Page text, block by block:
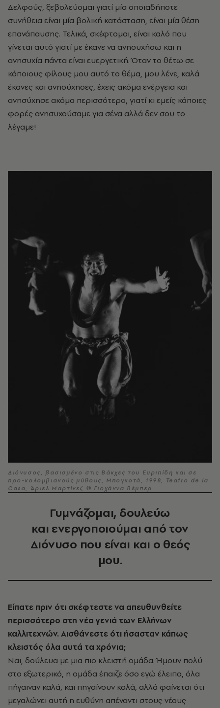
Δελφούς, ξεβολεύομαι γιατί μία οποιαδήποτε
συνήθεια είναι μία βολική κατάσταση, είναι μία θέση
επανάπαυσης. Τελικά, σκέφτομαι, είναι καλό που
γίνεται αυτό γιατί με έκανε να ανησυχήσω και η
ανησυχία πάντα είναι ευεργετική. Όταν το θέτω σε
κάποιους φίλους μου αυτό το θέμα, μου λένε, καλά
έκανες και ανησύχησες, έχεις ακόμα ενέργεια και
ανησύχησε ακόμα περισσότερο, γιατί κι εμείς κάποιες
φορές ανησυχούσαμε για σένα αλλά δεν σου το
λέγαμε!
Διόνυσος, βασισμένο στις Βάκχες του Ευριπίδη και σε
προ-κολομβιανούς μύθους, Μπογκοτά, 1998, Teatro de la
Casa, Άριελ Μαρτίνεζ © Γιοχάννα Βέμπερ
Γυμνάζομαι, δουλεύω
και ενεργοποιούμαι από τον
Διόνυσο που είναι και ο θεός
μου.
Είπατε πριν ότι σκέφτεστε να απευθυνθείτε
περισσότερο στη νέα γενιά των Ελλήνων
καλλιτεχνών. Αισθάνεστε ότι ήσασταν κάπως
κλειστός όλα αυτά τα χρόνια;
Ναι, δούλευα με μια πιο κλειστή ομάδα. Ήμουν πολύ
στο εξωτερικό, η ομάδα έπαιζε όσο εγώ έλειπα, όλα
πήγαιναν καλά, και πηγαίνουν καλά, αλλά φαίνεται ότι
μεγαλώνει αυτή η ευθύνη απέναντι στους νέους